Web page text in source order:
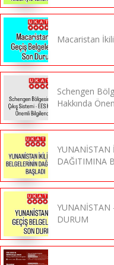
Macaristan
Schengen
Hakkında
YUNANİSTAN
DAĞITIMINA
YUNANİSTAN
DURUM